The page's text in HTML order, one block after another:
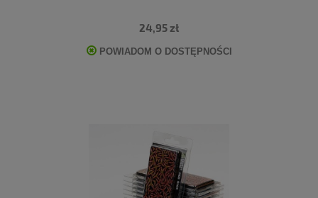
24,95 zł
POWIADOM O DOSTĘPNOŚCI